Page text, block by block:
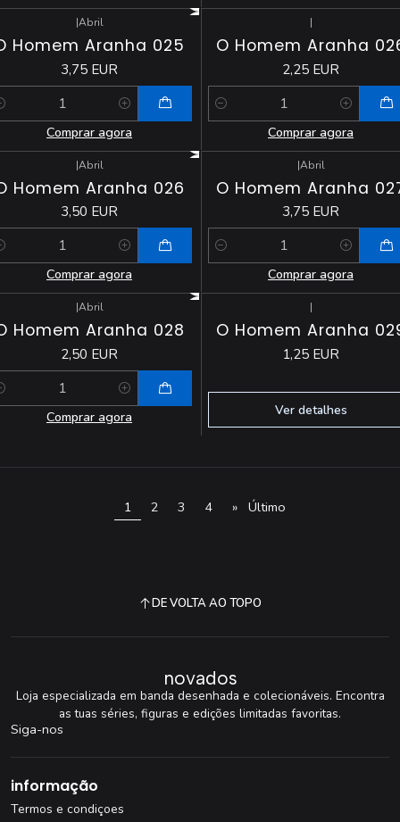
|Abril
Homem Aranha 025
3,75 EUR
Comprar agora
|
O Homem Aranha
2,25 EUR
Quantidade
Comprar agora
|Abril
Homem Aranha 026
3,50 EUR
Comprar agora
|Abril
O Homem Aranha
3,75 EUR
Quantidade
Comprar agora
|Abril
Homem Aranha 028
2,50 EUR
Comprar agora
|
O Homem Aranha
1,25 EUR
Ver detalhes
1 2 3 4 » Último
DE VOLTA AO TOPO
novados
Loja especializada em banda desenhada e colecionáveis. Encontra
as tuas séries, figuras e edições limitadas favoritas.
Siga-nos
informação
Termos e condiçoes